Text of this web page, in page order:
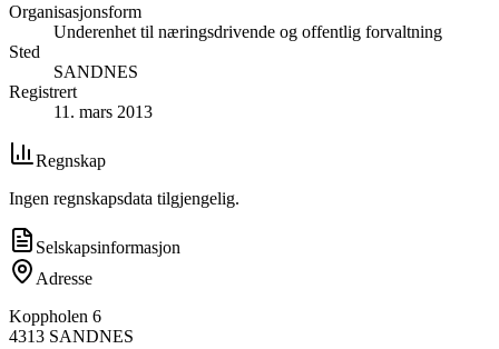
Organisasjonsform
Underenhet til næringsdrivende og offentlig forvaltning
Sted
SANDNES
Registrert
11. mars 2013
Regnskap
Ingen regnskapsdata tilgjengelig.
Selskapsinformasjon
Adresse
Koppholen 6
4313 SANDNES